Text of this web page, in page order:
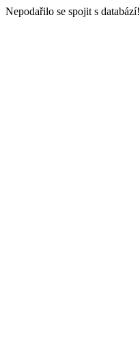
Nepodařilo se spojit s databází!